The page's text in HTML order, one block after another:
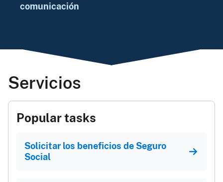
comunicación
Servicios
Popular tasks
Solicitar los beneficios de Seguro
Social